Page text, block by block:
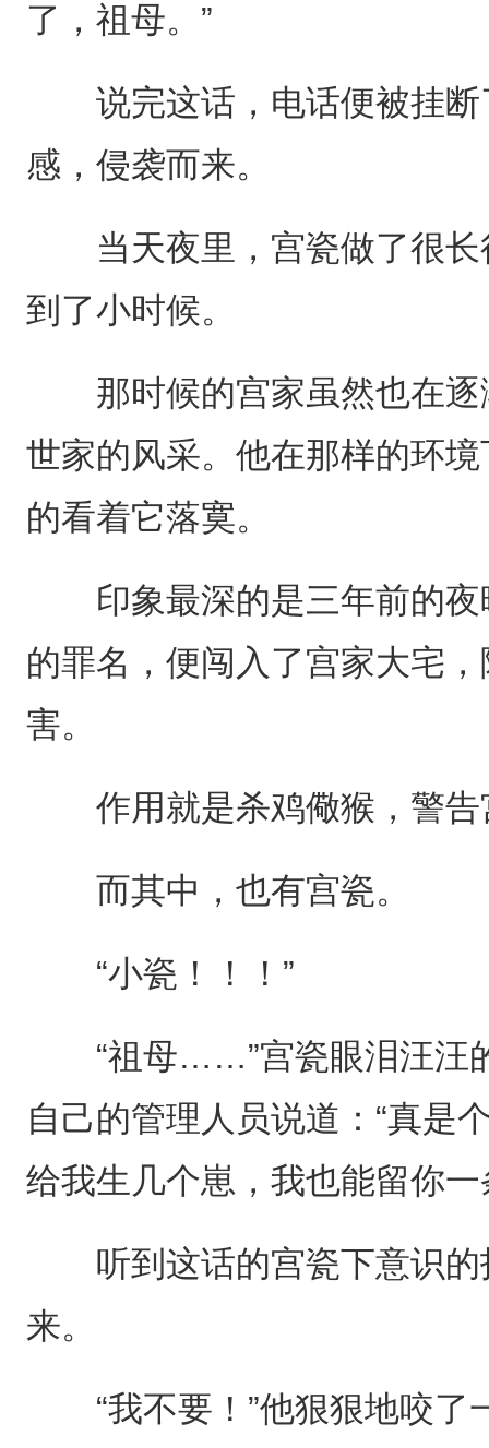
了，祖母。”
说完这话，电话便被挂断
感，侵袭而来。
当天夜里，宫瓷做了很长
到了小时候。
那时候的宫家虽然也在逐
世家的风采。他在那样的环
的看着它落寞。
印象最深的是三年前的夜
的罪名，便闯入了宫家大宅
害。
作用就是杀鸡儆猴，警告
而其中，也有宫瓷。
“小瓷！！！”
“祖母……”宫瓷眼泪汪汪的
自己的管理人员说道：“真是
给我生几个崽，我也能留你一
听到这话的宫瓷下意识的
来。
“我不要！”他狠狠地咬了